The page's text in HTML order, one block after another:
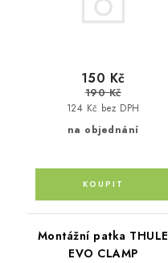
na objednání
124 Kč bez DPH
150 Kč
190 Kč
Montážní patka THULE
EVO CLAMP